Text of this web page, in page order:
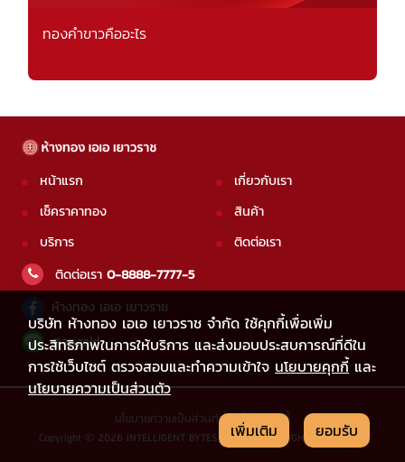
ทองคำขาวคืออะไร
บริษัท ห้างทอง เอเอ เยาวราช จำกัด ใช้คุกกี้เพื่อเพิ่ม
ประสิทธิภาพในการให้บริการ และส่งมอบประสบการณ์ที่ดีใน
การใช้เว็บไซต์ ตรวจสอบและทำความเข้าใจ นโยบายคุกกี้และ
นโยบายความเป็นส่วนตัว
เพิ่มเติม
ยอมรับ
หน้าแรก
เช็คราคาทอง
บริการ
เกี่ยวกับเรา
สินค้า
ติดต่อเรา
ติดต่อเรา 0-8888-7777-5
ห้างทอง เอเอ เยาวราช
@aagold
นโยบายความเป็นส่วนตัว|นโยบายคุกกี้
Copyright © 2026 INTELLIGENT BYTES CO.,LTD. ALL RIGHTS RESERVED.